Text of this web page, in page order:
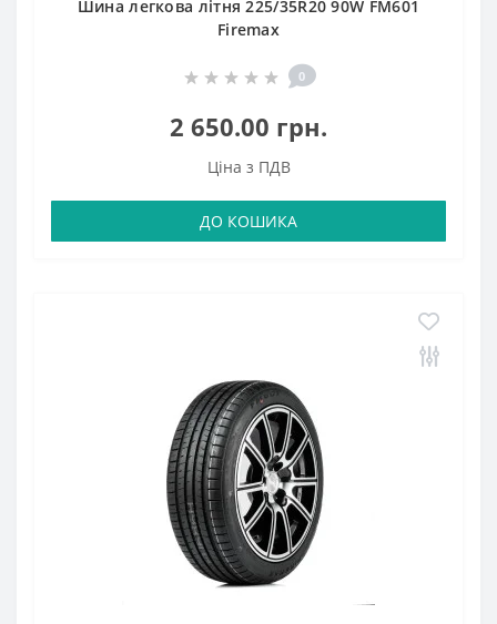
Шина легкова літня 225/35R20 90W FM601
Firemax
0
2 650.00 грн.
Ціна з ПДВ
ДО КОШИКА